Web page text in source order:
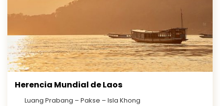
Herencia Mundial de Laos
Luang Prabang – Pakse – Isla Khong